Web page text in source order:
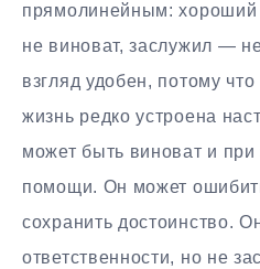
прямолинейным:
не виноват, заслужил —
взгляд удобен, потому
жизнь редко устроена
может быть виноват и при
помощи. Он может
сохранить достоинство.
ответственности, но не